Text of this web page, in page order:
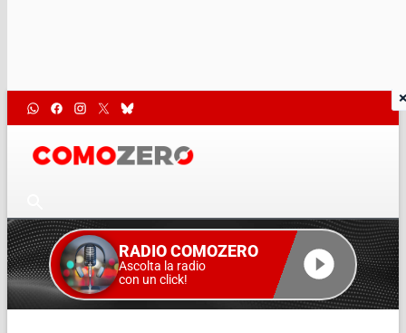
RADIO COMOZERO
Ascolta la radio
con un click!